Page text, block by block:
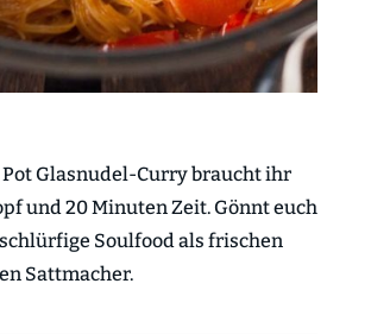
Pot Glasnudel-Curry braucht ihr
und 20 Minuten Zeit. Gönnt euch
Soulfood als frischen
Sattmacher.